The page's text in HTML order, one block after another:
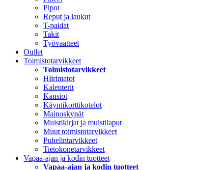
Pipot
Reput ja laukut
T-paidat
Takit
Työvaatteet
Outlet
Toimistotarvikkeet
Toimistotarvikkeet
Hiirimatot
Kalenterit
Kansiot
Käyntikorttikotelot
Mainoskynät
Muistikirjat ja muistilaput
Muut toimistotarvikkeet
Puhelintarvikkeet
Tietokonetarvikkeet
Vapaa-ajan ja kodin tuotteet
Vapaa-ajan ja kodin tuotteet